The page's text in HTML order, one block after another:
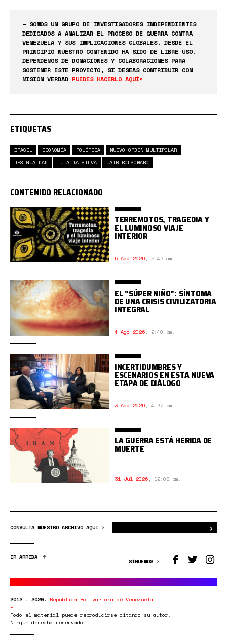
— SOMOS UN GRUPO DE INVESTIGADORES INDEPENDIENTES
DEDICADOS A ANALIZAR EL PROCESO DE GUERRA CONTRA
VENEZUELA Y SUS IMPLICACIONES GLOBALES. DESDE EL
PRINCIPIO NUESTRO CONTENIDO HA SIDO DE LIBRE USO.
DEPENDEMOS DE DONACIONES Y COLABORACIONES PARA
SOSTENER ESTE PROYECTO, SI DESEAS CONTRIBUIR CON
MISIÓN VERDAD PUEDES HACERLO AQUÍ<
ETIQUETAS
BRASIL ECONOMÍA POLÍTICA
NUEVO ORDEN MULTIPOLAR
DESIGUALDAD
LULA DA SILVA JAIR BOLSONARO
CONTENIDO RELACIONADO
TERREMOTOS, TRAGEDIA Y
EL LUMINOSO VIAJE
INTERIOR
5 Ago 2026, 9:42 am.
EL "SÚPER NIÑO": SÍNTOMA
DE UNA CRISIS CIVILIZATORIA
INTEGRAL
4 Ago 2026, 2:40 pm.
INCERTIDUMBRES Y
ESCENARIOS EN ESTA NUEVA
ETAPA DE DIÁLOGO
3 Ago 2026, 4:37 pm.
LA GUERRA ESTÁ HERIDA DE
MUERTE
31 Jul 2026, 12:08 pm.
CONSULTA NUESTRO ARCHIVO AQUÍ > ›
IR ARRIBA
SÍGUENOS >
2012 - 2020. República Bolivariana de Venezuela
Todo el material puede reproducirse citando su autor.
Ningún derecho reservado.